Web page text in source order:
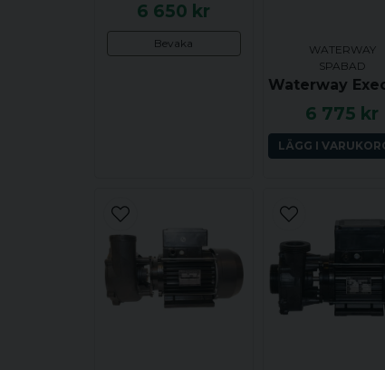
6 650 kr
Bevaka
WATERWAY
SPABAD
6 775 kr
LÄGG I